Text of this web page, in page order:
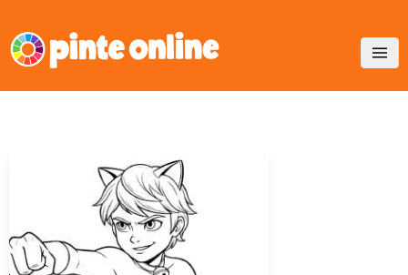
content